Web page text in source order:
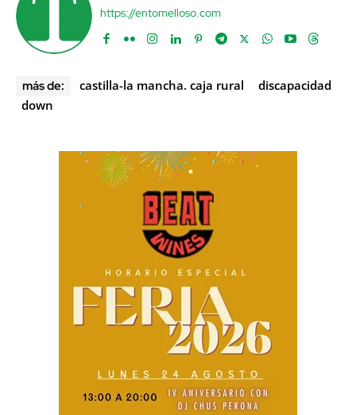
https://entomelloso.com
más de: castilla-la mancha. caja rural
discapacidad
down